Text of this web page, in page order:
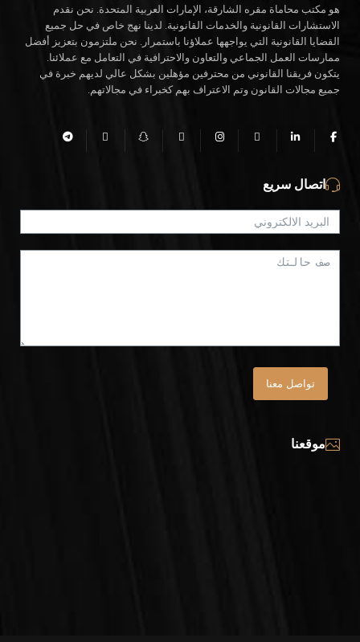
هو مكتب محاماة مقره الشارقة، الإمارات العربية المتحدة. نحن نقدم
الاستشارات القانونية والخدمات القانونية. لدينا نهج خاص في حل جميع
القضايا القانونية التي يواجهها عملاؤنا باستمرار. نحن ملتزمون بتعزيز أفضل
ممارسات العمل الجماعي والتعاون والاحترافية في التعامل مع عملائنا.
يتكون فريقنا القانوني من محترفين مؤهلين بشكل عالي لديهم خبرة في
جميع مجالات القانون وتم الاعتراف بهم كخبراء في مجالاتهم.
اتصال سريع
تواصل معنا
موقعنا